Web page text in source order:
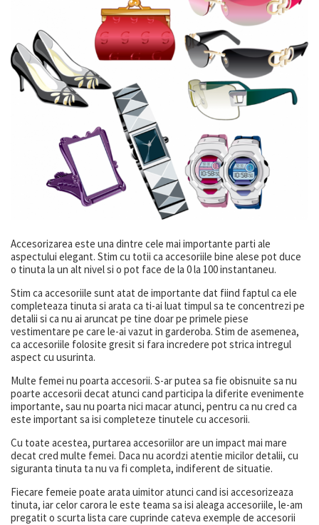
Accesorizarea este una dintre cele mai importante parti ale
aspectului elegant. Stim cu totii ca accesoriile bine alese pot duce
o tinuta la un alt nivel si o pot face de la 0 la 100 instantaneu.
Stim ca accesoriile sunt atat de importante dat fiind faptul ca ele
completeaza tinuta si arata ca ti-ai luat timpul sa te concentrezi pe
detalii si ca nu ai aruncat pe tine doar pe primele piese
vestimentare pe care le-ai vazut in garderoba. Stim de asemenea,
ca accesoriile folosite gresit si fara incredere pot strica intregul
aspect cu usurinta.
Multe femei nu poarta accesorii. S-ar putea sa fie obisnuite sa nu
poarte accesorii decat atunci cand participa la diferite evenimente
importante, sau nu poarta nici macar atunci, pentru ca nu cred ca
este important sa isi completeze tinutele cu accesorii.
Cu toate acestea, purtarea accesoriilor are un impact mai mare
decat cred multe femei. Daca nu acordzi atentie micilor detalii, cu
siguranta tinuta ta nu va fi completa, indiferent de situatie.
Fiecare femeie poate arata uimitor atunci cand isi accesorizeaza
tinuta, iar celor carora le este teama sa isi aleaga accesoriile, le-am
pregatit o scurta lista care cuprinde cateva exemple de accesorii